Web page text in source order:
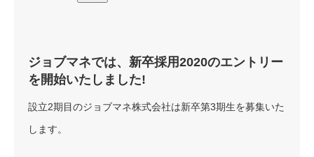
ジョブマネでは、新卒採用2020のエントリー
を開始いたしました!
設立2期目のジョブマネ株式会社は新卒第3期生を募集いた
します。